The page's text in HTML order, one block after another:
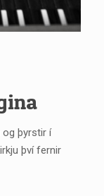
og þyrstir í
því fernir